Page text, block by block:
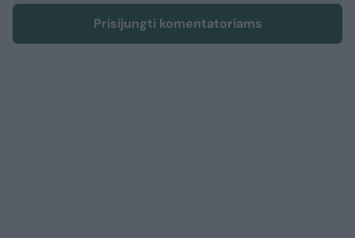
Prisijungti komentatoriams